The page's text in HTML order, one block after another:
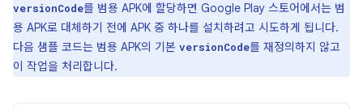
versionCode를 범용 APK에 할당하면 Google Play 스토어에서는 범
용 APK로 대체하기 전에 APK 중 하나를 설치하려고 시도하게 됩니다.
다음 샘플 코드는 범용 APK의 기본 versionCode를 재정의하지 않고
이 작업을 처리합니다.